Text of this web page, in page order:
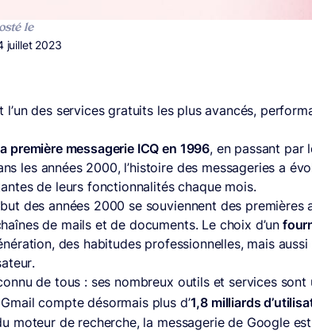
le
le
juillet 2023
l’un des services gratuits les plus avancés,
première messagerie ICQ en 1996, en passant par
les années 2000, l’histoire des messageries a
de leurs fonctionnalités chaque mois.
des années 2000 se souviennent des premières
de mails et de documents. Le choix d’un
des habitudes professionnelles, mais aussi
de tous : ses nombreux outils et services
compte désormais plus d’1,8 milliards
moteur de recherche, la messagerie de Google